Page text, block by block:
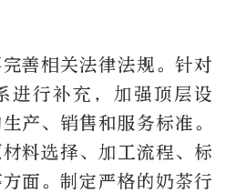
善相关法律法规。针对
进行补充，加强顶层设
产、销售和服务标准。
料选择、加工流程、标
面。制定严格的奶茶行